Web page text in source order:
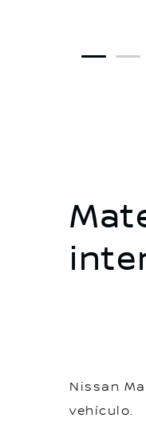
1 2
Nissan
vehículo.